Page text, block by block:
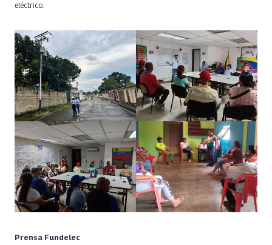
eléctrico.
Prensa Fundelec